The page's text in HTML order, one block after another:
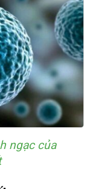
ngạc của